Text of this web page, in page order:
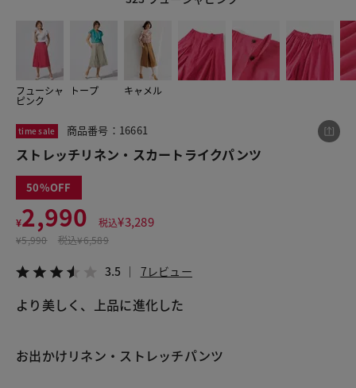
フューシャ
ピンク
トープ キャメル
20
time sale 商品番号：16661
ストレッチリネン・スカートライクパンツ
50
¥2,990 税込¥3,289
¥5,990 税込¥6,589
3.5 7レビュー
より美しく、上品に進化した
お出かけリネン・ストレッチパンツ
この商品をシェアする
¥2,990
税込¥3,289